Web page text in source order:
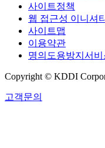
사이트정책
웹 접근성 이니셔
사이트맵
이용약관
명의도용방지서비
Copyright © KDDI
고객문의